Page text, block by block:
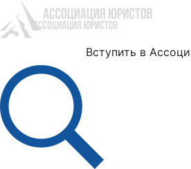
Вступить в